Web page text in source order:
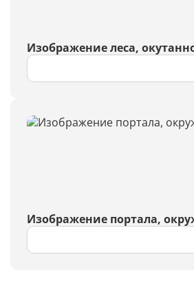
Изображение леса,
Изображение портала,